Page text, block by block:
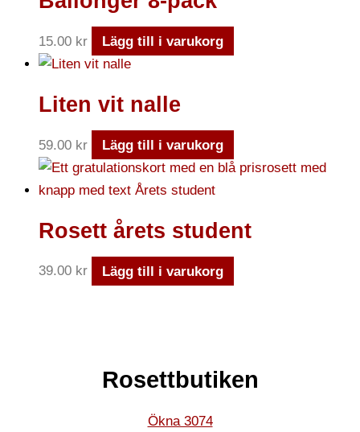
15.00 kr Lägg till i varukorg
Liten vit nalle
59.00 kr Lägg till i varukorg
Rosett årets student
39.00 kr Lägg till i varukorg
Rosettbutiken
Ökna 3074